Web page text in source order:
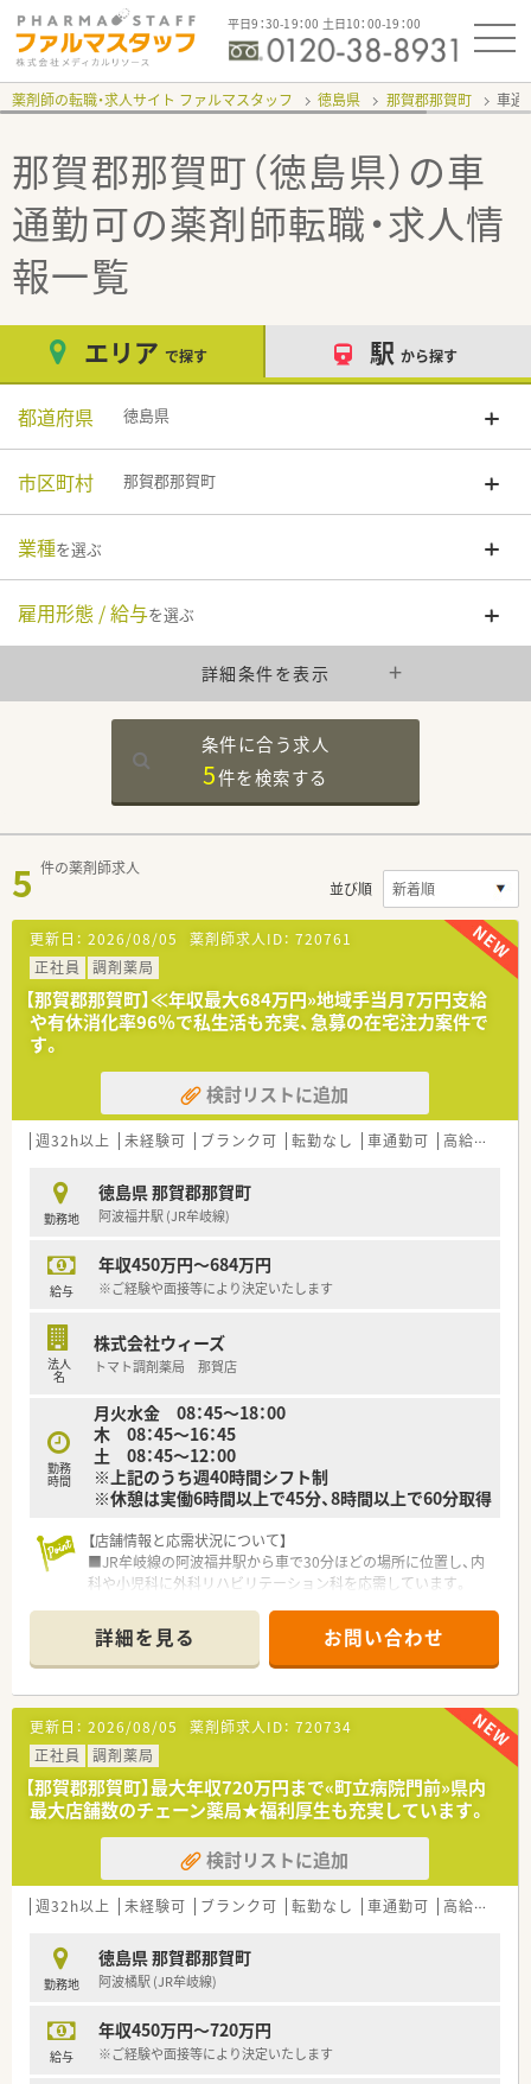
平日9：30-19：00 土日10：00-19：00
薬剤師の転職・求人サイト ファルマスタッフ 徳島県 那賀郡那賀町 車通
那賀郡那賀町（徳島県）の車
通勤可の薬剤師転職・求人情
報一覧
エリア で探す 駅 から探す
都道府県 徳島県
市区町村 那賀郡那賀町
業種を選ぶ
雇用形態 / 給与を選ぶ
詳細条件を表示
条件に合う求人
5件を検索する
5 件の薬剤師求人
並び順
更新日： 2026/08/05 薬剤師求人ID： 720761
正社員
調剤薬局
【那賀郡那賀町】≪年収最大684万円»地域手当月7万円支給
や有休消化率96％で私生活も充実、急募の在宅注力案件で
す。
検討リストに追加
週32h以上 未経験可 ブランク可 転勤なし 車通勤可 高給与(600万円以上)
勤務地
徳島県 那賀郡那賀町
阿波福井駅 (JR牟岐線)
給与
年収450万円～684万円
※ご経験や面接等により決定いたします
法人
名
株式会社ウィーズ
トマト調剤薬局 那賀店
勤務
時間
月火水金 08：45～18：00
木 08：45～16：45
土 08：45～12：00
※上記のうち週40時間シフト制
※休憩は実働6時間以上で45分、8時間以上で60分取得
【店舗情報と応需状況について】
■JR牟岐線の阿波福井駅から車で30分ほどの場所に位置し、内
科や小児科に外科リハビリテーション科を応需しています。
域の方々の健康を支える重要な役割を担っています。
■薬剤師2名と事務員2名の計4名体制で運営されており、少人数
ながらもお互いに協力し合える落ち着いた環境です。
【募集背景と求める人物像について】
■欠員補充や体制強化を見据えた定期採用を行っており、現在は
地域医療に貢献したい意欲ある方を急募しております。
■徳島県内の複数店舗への異動が可能な方を歓迎しており、環境
の変化を前向きに捉えて成長できる人材を求めています。
■患者様一人ひとりに対して真摯に向き合うことができ、丁寧な
接遇と正確な調剤業務を遂行できる方を募集しています。
【法人特徴について】
■徳島県下で最大級の店舗数を展開する法人であり、地域医療の
■既存店舗の質向上と在宅医療の充実に注力しており、薬剤師が
専門性を発揮できる環境作りを推進しています。
■独自の教育ノウハウによるハイレベルな人材育成を行ってお
【求人情報について】
詳細を見る お問い合わせ
更新日： 2026/08/05 薬剤師求人ID： 720734
正社員
調剤薬局
【那賀郡那賀町】最大年収720万円まで«町立病院門前»県内
最大店舗数のチェーン薬局★福利厚生も充実しています。
検討リストに追加
週32h以上 未経験可 ブランク可 転勤なし 車通勤可 高給与(600万円以上)
勤務地
徳島県 那賀郡那賀町
阿波橘駅 (JR牟岐線)
給与
年収450万円～720万円
※ご経験や面接等により決定いたします